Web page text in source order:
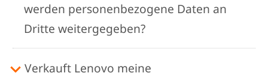
werden personenbezogene Daten an
Dritte weitergegeben?
Verkauft Lenovo meine